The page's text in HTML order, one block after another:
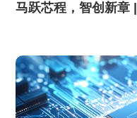
马跃芯程，智创新章